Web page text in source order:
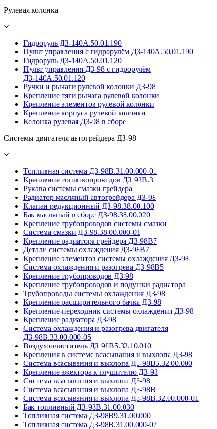
Рулевая колонка
Гидроруль ДЗ-140А.50.01.190
Пульт управления с гидрорулём ДЗ-140А.50.01.190
Гидроруль ДЗ-140А.50.01.120
Пульт управления ДЗ-98 с гидрорулём
ДЗ-140А.50.01.120
Ручки и рычаги рулевой колонки ДЗ-98
Крепление тяги рычага рулевой колонки
Крепление элементов рулевой колонки
Крепление корпуса рулевой колонки
Колонка рулевая ДЗ-98 в сборе
Системы двигателя автогрейдера ДЗ-98
Топливная система ДЗ-98В.31.00.000-01
Крепление топливопроводов ДЗ-98В.31
Рукава системы смазки грейдера
Радиатор масляный автогрейдера ДЗ-98
Клапан редукционный ДЗ-98.38.00.100
Бак масляный в сборе ДЗ-98.38.00.020
Крепление трубопроводов системы смазки
Система смазки ДЗ-98.38.00.000-01
Крепление радиатора грейдера ДЗ-98В7
Детали системы охлаждения ДЗ-98В7
Крепление элементов системы охлаждения ДЗ-98
Система охлаждения и разогрева ДЗ-98В5
Крепление трубопроводов ДЗ-98
Крепление трубопроводов и подушки радиатора
Трубопроводы системы охлаждения ДЗ-98
Крепление расширительного бачка ДЗ-98
Крепление-переходник системы охлаждения ДЗ-98
Крепление радиатора ДЗ-98
Система охлаждения и разогрева двигателя
ДЗ-98В.33.00.000-05
Воздухоочиститель ДЗ-98В5.32.10.010
Крепления в системе всасывания и выхлопа ДЗ-98
Система всасывания и выхлопа ДЗ-98В5.32.00.000
Крепление эжектора к глушителю ДЗ-98
Система всасывания и выхлопа ДЗ-98
Система всасывания и выхлопа ДЗ-98В
Система всасывания и выхлопа ДЗ-98В.32.00.000-01
Бак топливный ДЗ-98В.31.00.030
Топливная система ДЗ-98В9.31.00.000
Топливная система ДЗ-98В.31.00.000-07